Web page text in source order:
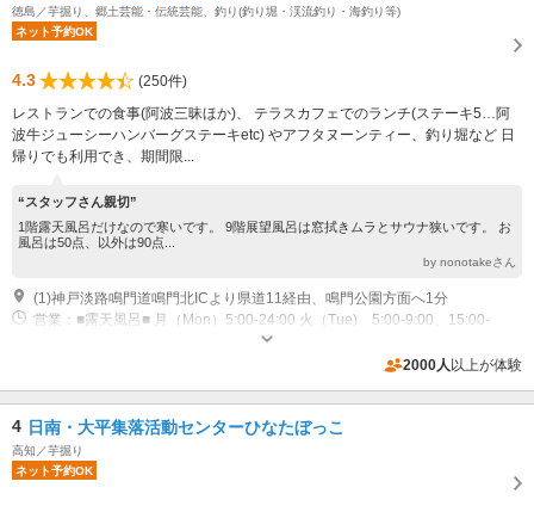
徳島／芋掘り、郷土芸能・伝統芸能、釣り(釣り堀・渓流釣り・海釣り等)
ネット予約OK
4.3
(250件)
レストランでの食事(阿波三昧ほか)、 テラスカフェでのランチ(ステーキ5…阿
波牛ジューシーハンバーグステーキetc) やアフタヌーンティー、釣り堀など 日
帰りでも利用でき、期間限...
“スタッフさん親切”
1階露天風呂だけなので寒いです。 9階展望風呂は窓拭きムラとサウナ狭いです。 お
風呂は50点、以外は90点...
by nonotakeさん
(1)神戸淡路鳴門道鳴門北ICより県道11経由、鳴門公園方面へ1分
営業：■露天風呂■ 月（Mon）5:00-24:00 火（Tue) 5:00-9:00、15:00-
24:00 水-日（Wed-Sun） 5:00-10:00、12:00-24:00 ■展望風呂■ 月
（Mon）5:00-9:00、15:00-24:00 火（Tue) 5:00-24:00 水-日（Wed-
専用駐車場あり（無料）200台 平面・地下※地下駐車場のみ全高2.1mまで
2000人 以上が体験
4 日南・大平集落活動センターひなたぼっこ
高知／芋掘り
ネット予約OK